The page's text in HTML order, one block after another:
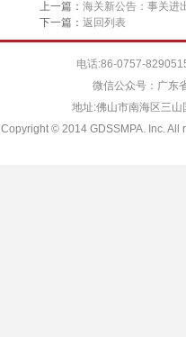
上一篇： 海关新公告：事关进
下一篇： 返回列表
电话:86-0757-
微信公众号：广东
地址:佛山市南海区三
Copyright © 2014 GDSSMPA. Inc. All